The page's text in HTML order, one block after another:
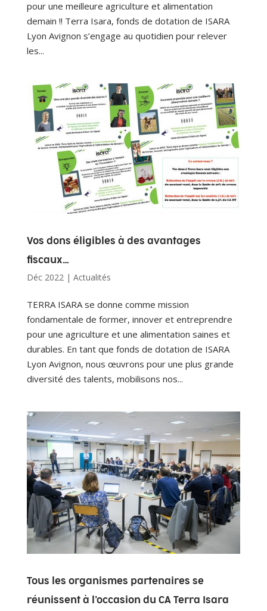
pour une meilleure agriculture et alimentation
demain !! Terra Isara, fonds de dotation de ISARA
Lyon Avignon s’engage au quotidien pour relever
les...
Vos dons éligibles à des avantages
fiscaux…
Déc 2022| Actualités
TERRA ISARA se donne comme mission
fondamentale de former, innover et entreprendre
pour une agriculture et une alimentation saines et
durables. En tant que fonds de dotation de ISARA
Lyon Avignon, nous œuvrons pour une plus grande
diversité des talents, mobilisons nos...
Tous les organismes partenaires se
réunissent à l’occasion du CA Terra Isara